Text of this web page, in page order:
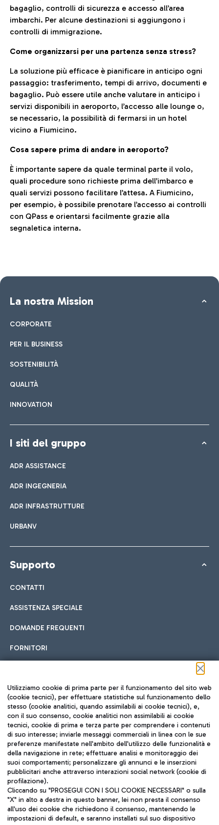
bagaglio, controlli di sicurezza e accesso all’area
imbarchi. Per alcune destinazioni si aggiungono i
controlli di immigrazione.
Come organizzarsi per una partenza senza stress?
La soluzione più efficace è pianificare in anticipo ogni
passaggio: trasferimento, tempi di arrivo, documenti e
bagaglio. Può essere utile anche valutare in anticipo i
servizi disponibili in aeroporto, l’accesso alle lounge o,
se necessario, la possibilità di fermarsi in un hotel
vicino a Fiumicino.
Cosa sapere prima di andare in aeroporto?
È importante sapere da quale terminal parte il volo,
quali procedure sono richieste prima dell’imbarco e
quali servizi possono facilitare l’attesa. A Fiumicino,
per esempio, è possibile prenotare l’accesso ai controlli
con QPass e orientarsi facilmente grazie alla
segnaletica interna.
La nostra Mission
CORPORATE
PER IL BUSINESS
SOSTENIBILITÀ
QUALITÀ
INNOVATION
I siti del gruppo
ADR ASSISTANCE
ADR INGEGNERIA
ADR INFRASTRUTTURE
URBANV
Supporto
CONTATTI
ASSISTENZA SPECIALE
DOMANDE FREQUENTI
FORNITORI
Seguici sui social
TRAVEL JOURNAL
ITA
Utilizziamo cookie di prima parte per il funzionamento del sito web
(cookie tecnici), per effettuare statistiche sul funzionamento dello
stesso (cookie analitici, quando assimilabili ai cookie tecnici), e,
con il suo consenso, cookie analitici non assimilabili ai cookie
tecnici, cookie di prima e terza parte per comprendere i contenuti
di suo interesse; inviarle messaggi commerciali in linea con le sue
preferenze manifestate nell'ambito dell'utilizzo delle funzionalità e
della navigazione in rete; effettuare analisi e monitoraggio dei
suoi comportamenti; personalizzare gli annunci e le inserzioni
pubblicitari anche attraverso interazioni social network (cookie di
profilazione).
Cliccando su "PROSEGUI CON I SOLI COOKIE NECESSARI" o sulla
"X" in alto a destra in questo banner, lei non presta il consenso
all'uso dei cookie che richiedono il consenso, mantenendo le
impostazioni di default, e saranno installati sul suo dispositivo